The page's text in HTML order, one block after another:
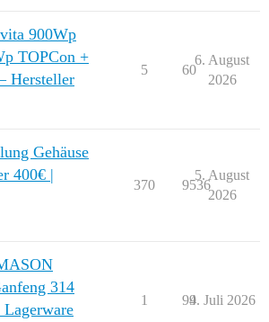
900Wp
TOPCon +
Hersteller
5 60
6. August
2026
Gehäuse
400€ |
370 9536
5. August
2026
314
1 949. Juli 2026